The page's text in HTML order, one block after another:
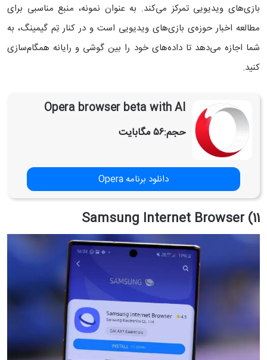
بازی‌های ویدیویی تمرکز می‌کند. به عنوان نمونه، منبع مناسبی برای
مطالعه اخبار حوزه‌ی بازی‌های ویدیویی است و در کنار تِم گیمینگ، به
شما اجازه می‌دهد تا داده‌های خود را بین گوشی و رایانه همگام‌سازی
کنید.
Opera browser beta with AI
حجم:۵۶ مگابایت
دانلود برنامه Opera
11) Samsung Internet Browser